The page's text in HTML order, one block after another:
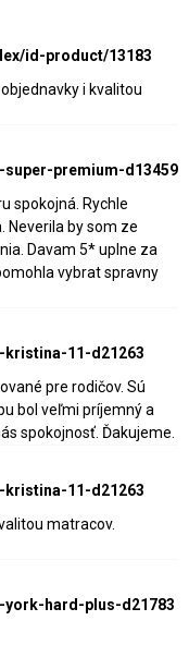
id-product/13183
i kvalitou
premium-d13459
spokojná. Rychle
Neverila by som ze
Davam 5* uplne za
vybrat spravny
11-d21263
pre rodičov. Sú
bol veľmi príjemný a
spokojnosť. Ďakujeme.
11-d21263
matracov.
hard-plus-d21783